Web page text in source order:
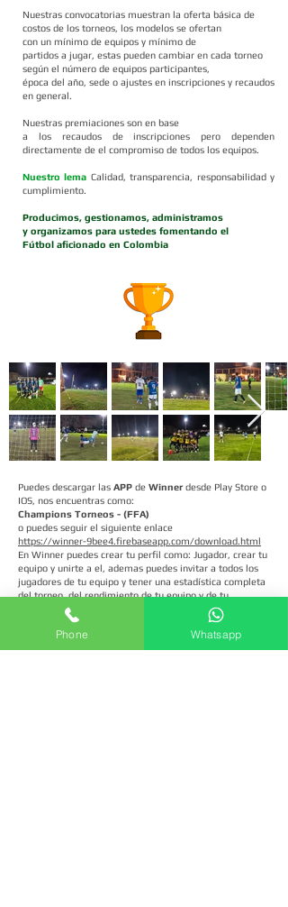
Nuestras convocatorias muestran la oferta básica de
costos de los torneos, los modelos se ofertan
con un mínimo de equipos y mínimo de
partidos a jugar, estas pueden cambiar en cada torneo
según el número de equipos participantes,
época del año, sede o ajustes en inscripciones y recaudos
en general.
Nuestras premiaciones son en base
a los recaudos de inscripciones pero dependen
directamente de el compromiso de todos los equipos.
Nuestro lema Calidad,transparencia, responsabilidad y
cumplimiento.
Producimos, gestionamos, administramos
y organizamos para ustedes fomentando el
Fútbol aficionado en Colombia
Puedes descargar las APP de Winnerdesde Play Store o
IOS, nos encuentras como:
Champions Torneos - (FFA)
o puedes seguir el siguiente enlace
https://winner-9bee4.firebaseapp.com/download.html
En Winner puedes crear tu perfil como: Jugador, crear tu
equipo y unirte a el, ademas puedes invitar a todos los
jugadores de tu equipo y tener una estadística completa
del torneo, del rendimiento de tu equipo y de tu
rendimiento personal como jugador o entrenador.
Puedes unirte a la comunidad deportiva mas grande del
mundo solamente acá en
#LosMejoresTorneos.
Seguir la Competencia en Winner
Phone Whatsapp